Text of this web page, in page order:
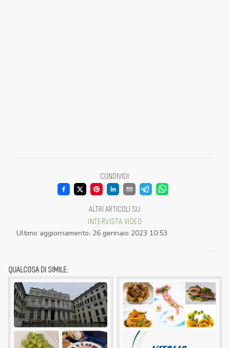
CONDIVIDI:
ALTRI ARTICOLI SU:
INTERVISTA VIDEO
Ultimo aggiornamento: 26 gennaio 2023 10:53
QUALCOSA DI SIMILE: